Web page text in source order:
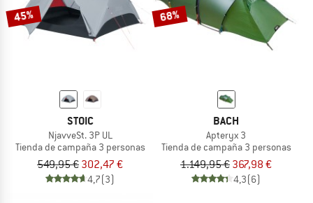
45%
STOIC
NjavveSt. 3P UL
Tienda de campaña 3 personas
549,95 € 302,47 €
4,7(3)
68%
BACH
Apteryx 3
Tienda de campaña 3 personas
1.149,95 € 367,98 €
4,3(6)